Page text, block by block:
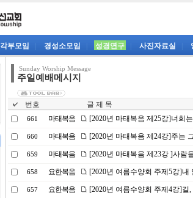
각부모임 경성소모임 성경연구 사진자료실
Sunday Worship Message
주일예배메시지
번호 글 제 목
661 마태복음 [2020년 마태복음 제25강]너희
660 마태복음 [2020년 마태복음 제24강]주는
659 마태복음 [2020년 마태복음 제23강 ]사람
658 요한복음 [2020년 여름수양회 주제5강]내
657 요한복음 [2020년 여름수양회 주제4강]길,